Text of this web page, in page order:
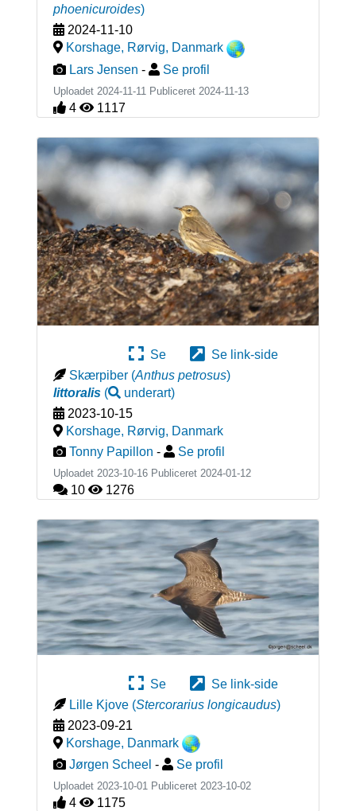
phoenicuroides)
2024-11-10
Korshage, Rørvig, Danmark
Lars Jensen - Se profil
Uploadet 2024-11-11 Publiceret 2024-11-13
4 1117
Se
Se link-side
Skærpiber (Anthus petrosus)
littoralis( underart)
2023-10-15
Korshage, Rørvig, Danmark
Tonny Papillon - Se profil
Uploadet 2023-10-16 Publiceret 2024-01-12
10 1276
Se
Se link-side
Lille Kjove (Stercorarius longicaudus)
2023-09-21
Korshage, Danmark
Jørgen Scheel - Se profil
Uploadet 2023-10-01 Publiceret 2023-10-02
4 1175